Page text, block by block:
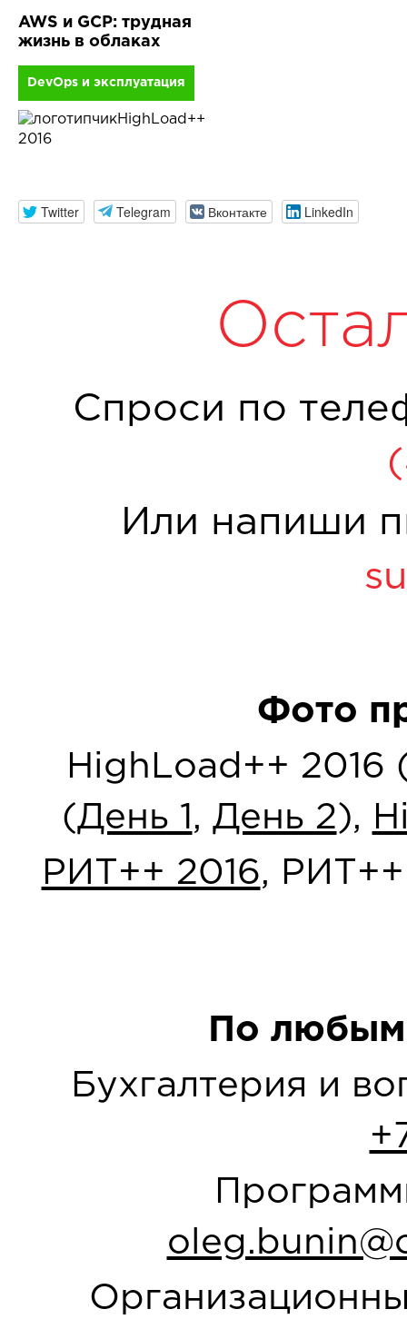
AWS и GCP: трудная
жизнь в облаках
DevOps и эксплуатация
HighLoad++
2016
Twitter Telegram Вконтакте LinkedIn
Спроси по
Или напиши
Фото
HighLoad++ 2016
(День 1 , День 2 ),
РИТ++ 2016,
По любым
Бухгалтерия и